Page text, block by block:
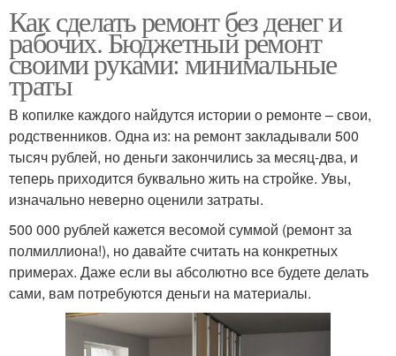
Как сделать ремонт без денег и
рабочих. Бюджетный ремонт
своими руками: минимальные
траты
В копилке каждого найдутся истории о ремонте – свои,
родственников. Одна из: на ремонт закладывали 500
тысяч рублей, но деньги закончились за месяц-два, и
теперь приходится буквально жить на стройке. Увы,
изначально неверно оценили затраты.
500 000 рублей кажется весомой суммой (ремонт за
полмиллиона!), но давайте считать на конкретных
примерах. Даже если вы абсолютно все будете делать
сами, вам потребуются деньги на материалы.